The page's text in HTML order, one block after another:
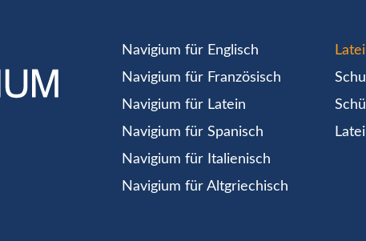
Navigium für Englisch
Navigium für Französisch
Navigium für Latein
Navigium für Spanisch
Navigium für Italienisch
Navigium für Altgriechisch